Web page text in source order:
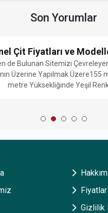
Son Yorumlar
Çit Fiyatları ve
de Bulunan Sitemizi
Üzerine Yapılmak Üzere155
metre Yüksekliğinde Yeşil Renk
Fiyatlar
Gizlilik